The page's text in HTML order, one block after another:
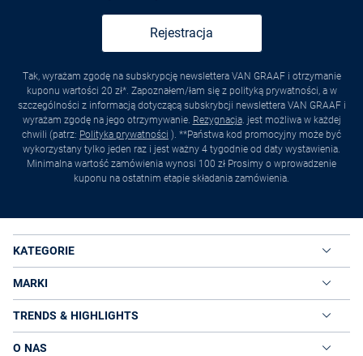
Rejestracja
Tak, wyrażam zgodę na subskrypcję newslettera VAN GRAAF i otrzymanie
kuponu wartości 20 zł*. Zapoznałem/łam się z polityką prywatności, a w
szczególności z informacją dotyczącą subskrybcji newslettera VAN GRAAF i
wyrażam zgodę na jego otrzymywanie. Rezygnacja. jest możliwa w każdej
chwili (patrz: Polityka prywatności ). **Państwa kod promocyjny może być
wykorzystany tylko jeden raz i jest ważny 4 tygodnie od daty wystawienia.
Minimalna wartość zamówienia wynosi 100 zł Prosimy o wprowadzenie
kuponu na ostatnim etapie składania zamówienia.
KATEGORIE
MARKI
TRENDS & HIGHLIGHTS
O NAS